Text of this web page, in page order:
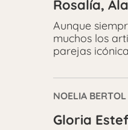
Rosalía,
Aunque
muchos los
parejas
NOELIA BERTOL
Gloria